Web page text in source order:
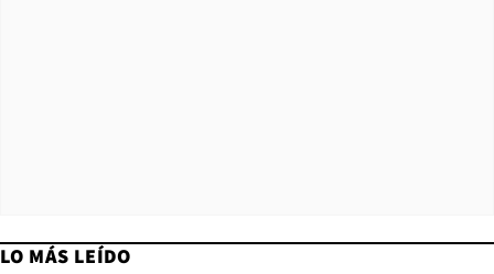
LO MÁS LEÍDO